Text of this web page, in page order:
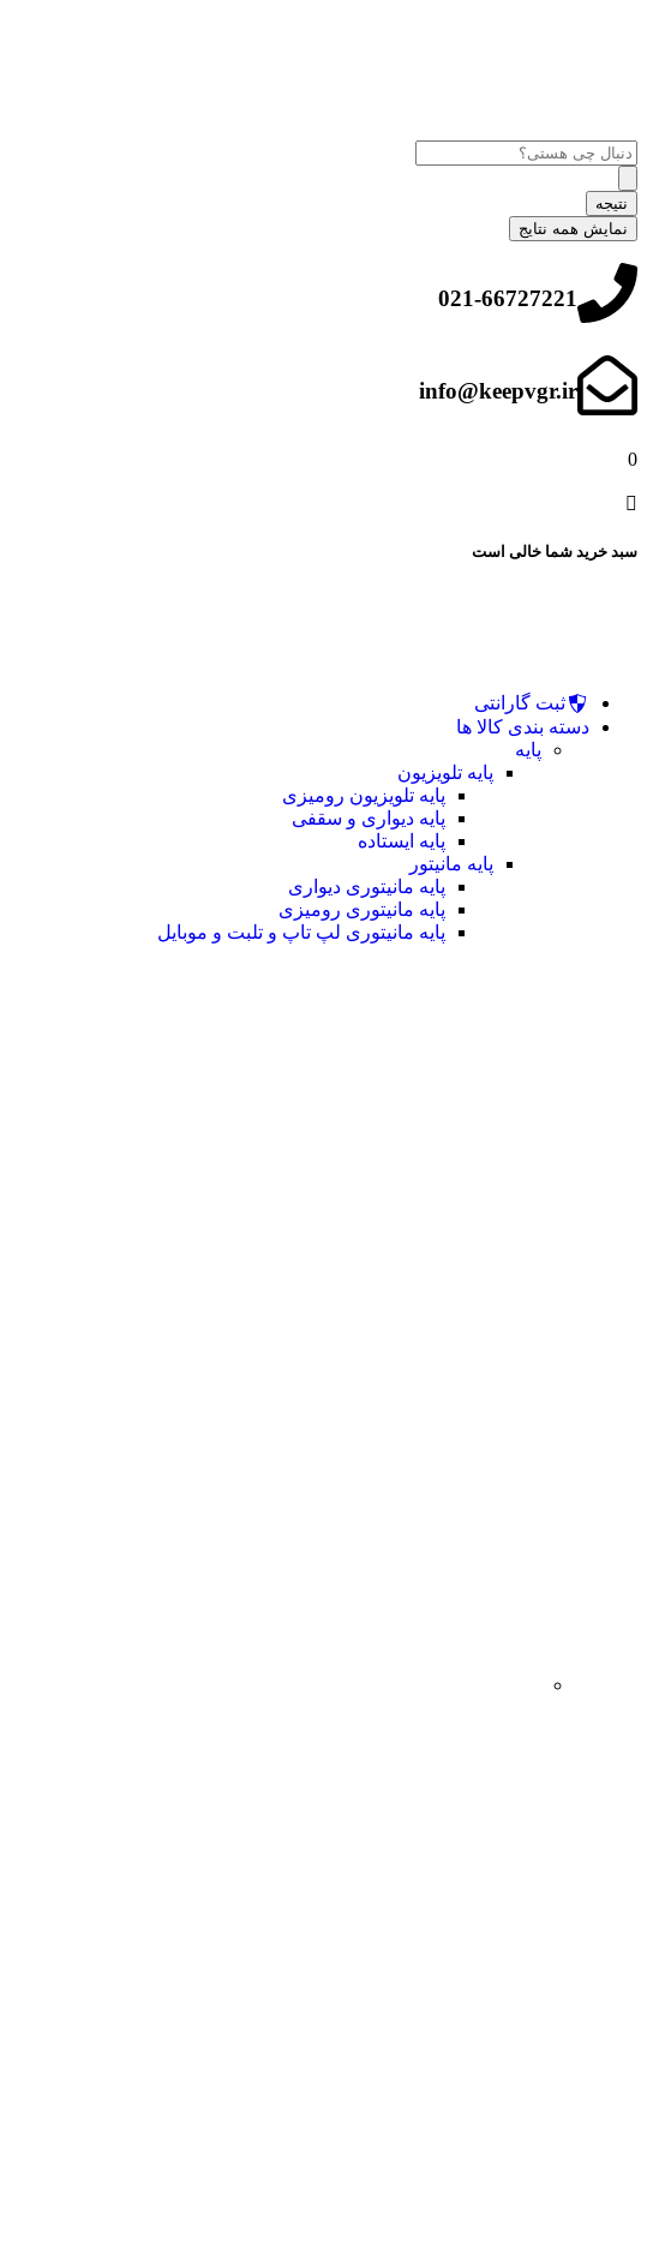
نتیجه
نمایش همه نتایج
021-66727221
info@keepvgr.ir
0
سبد خرید شما خالی است
ثبت گارانتی
دسته بندی کالا ها
پایه
پایه تلویزیون
پایه تلویزیون رومیزی
پایه دیواری و سقفی
پایه ایستاده
پایه مانیتور
پایه مانیتوری دیواری
پایه مانیتوری رومیزی
پایه مانیتوری لپ تاپ و تلبت و موبایل